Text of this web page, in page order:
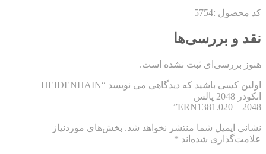
کد محصول :5754
نقد و بررسی‌ها
هنوز بررسی‌ای ثبت نشده است.
اولین کسی باشید که دیدگاهی می نویسد “HEIDENHAIN
انکودر 2048 پالس
ERN1381.020 – 2048”
نشانی ایمیل شما منتشر نخواهد شد. بخش‌های موردنیاز
علامت‌گذاری شده‌اند *